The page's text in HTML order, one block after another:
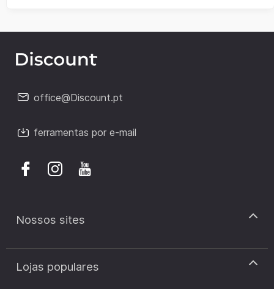
office@Discount.pt
ferramentas por e-mail
Nossos sites
discount.pt
discount.sk
Lojas populares